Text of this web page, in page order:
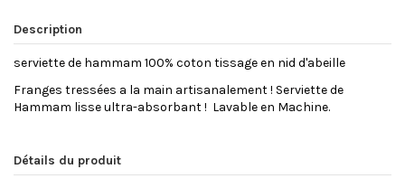
Description
serviette de hammam 100% coton tissage en nid d'abeille
Franges tressées a la main artisanalement ! Serviette de
Hammam lisse ultra-absorbant ! Lavable en Machine.
Détails du produit